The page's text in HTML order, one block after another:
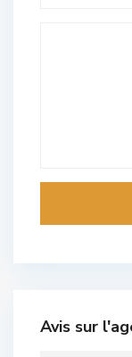
Avis sur